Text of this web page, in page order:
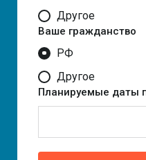
Другое
Ваше гражданство
РФ
Другое
Планируемые даты